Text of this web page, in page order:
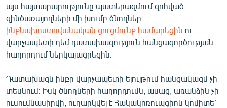
այս հայտարարությունը պատերազմում զոհված
զինծառայողների մի խումբ ծնողներ
ինքնախոստովանական ցուցմունք համարեցին ու
վարչապետի դեմ դատախազություն հանցագործության
հաղորդում ներկայացրեցին։
Դատախազն ինքը վարչապետի ելույթում հանցակազմ չի
տեսնում։ Իսկ ծնողների հաղորդումն, ասաց, առանձին չի
ուսումնասիրվի, ուղարկվել է Հակակոռուպցիոն կոմիտե՝